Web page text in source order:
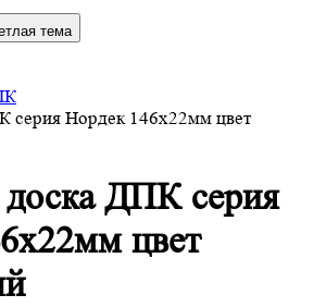
тема
серия Нордек 146х22мм цвет
доска ДПК серия
цвет